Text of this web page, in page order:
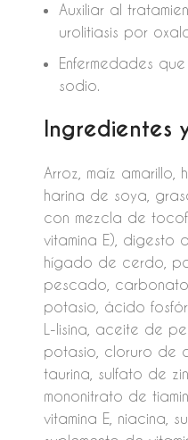
Auxiliar al
urolitiasis por
Enfermedades
sodio.
Ingredientes
Arroz, maíz amarillo,
harina de soya,
con mezcla de
vitamina E), digesto
hígado de cerdo,
pescado,
potasio, ácido
L-lisina, aceite de
potasio, cloruro de
taurina, sulfato de
mononitrato de
vitamina E, niacina,